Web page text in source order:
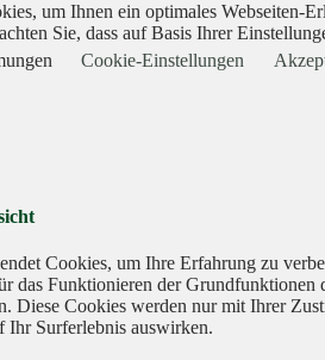
um Ihnen ein optimales Webseiten-
Sie, dass auf Basis Ihrer
Cookie-Einstellungen
Cookies, um Ihre Erfahrung zu
das Funktionieren der
Diese Cookies werden nur mit Ihrer
Ihr Surferlebnis auswirken.